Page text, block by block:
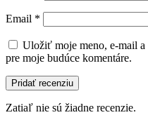
Email *
Uložiť moje meno, e-mail
pre moje budúce komentáre.
Zatiaľ nie sú žiadne recenzie.